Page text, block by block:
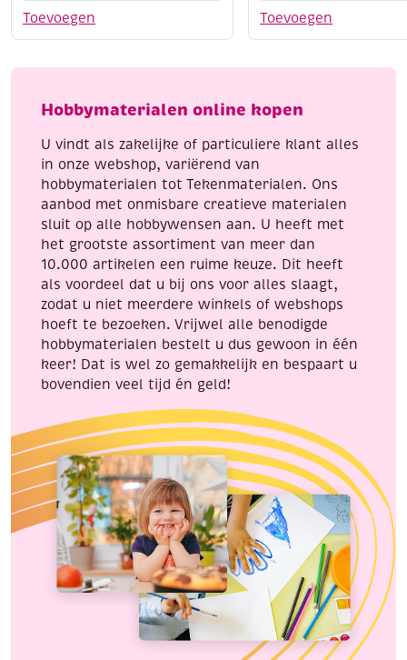
Toevoegen
lakmarker,
fijn
Toevoegen
marker
Hobbymaterialen online kopen
U vindt als zakelijke of particuliere klant alles
in onze webshop, variërend van
hobbymaterialen tot Tekenmaterialen. Ons
aanbod met onmisbare creatieve materialen
sluit op alle hobbywensen aan. U heeft met
het grootste assortiment van meer dan
10.000 artikelen een ruime keuze. Dit heeft
als voordeel dat u bij ons voor alles slaagt,
zodat u niet meerdere winkels of webshops
hoeft te bezoeken. Vrijwel alle benodigde
hobbymaterialen bestelt u dus gewoon in één
keer! Dat is wel zo gemakkelijk en bespaart u
bovendien veel tijd én geld!